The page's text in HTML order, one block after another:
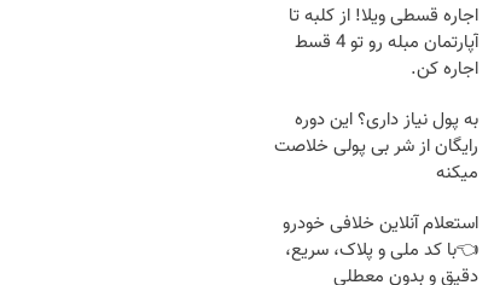
اجاره‌ قسطی ویلا! از کلبه تا
آپارتمان مبله رو تو 4 قسط
اجاره کن.
به پول نیاز داری؟ این دوره
رایگان از شر بی پولی خلاصت
میکنه
استعلام آنلاین خلافی خودرو
👈با کد ملی و پلاک، سریع،
دقیق و بدون معطلی